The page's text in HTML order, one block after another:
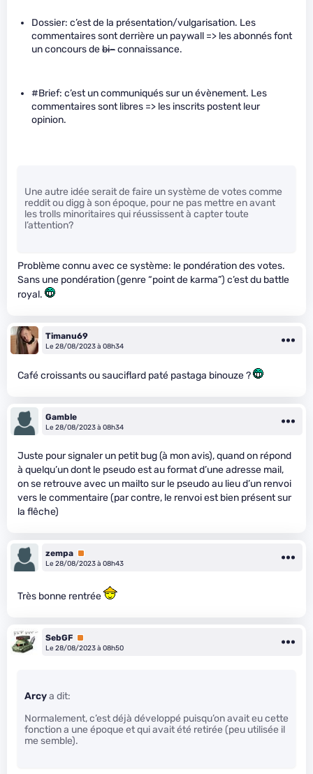
Dossier: c’est de la présentation/vulgarisation. Les
commentaires sont derrière un paywall => les abonnés font
un concours debi–connaissance.
#Brief: c’est un communiqués sur un évènement. Les
commentaires sont libres => les inscrits postent leur
opinion.
Une autre idée serait de faire un système de votes comme
reddit ou digg à son époque, pour ne pas mettre en avant
les trolls minoritaires qui réussissent à capter toute
l’attention?
Problème connu avec ce système: le pondération des votes.
Sans une pondération (genre “point de karma”) c’est du battle
royal.
Timanu69
Le 28/08/2023 à 08h34
Café croissants ou sauciflard paté pastaga binouze ?
Gamble
Le 28/08/2023 à 08h34
Juste pour signaler un petit bug (à mon avis), quand on répond
à quelqu’un dont le pseudo est au format d’une adresse mail,
on se retrouve avec un mailto sur le pseudo au lieu d’un renvoi
vers le commentaire (par contre, le renvoi est bien présent sur
la flêche)
zempa Premium
Le 28/08/2023 à 08h43
Très bonne rentrée
SebGF Premium
Le 28/08/2023 à 08h50
Arcya dit:
Normalement, c’est déjà développé puisqu’on avait eu cette
fonction a une époque et qui avait été retirée (peu utilisée il
me semble).